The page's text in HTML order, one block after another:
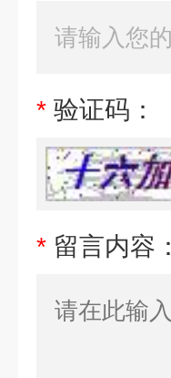
* 验证码：
* 留言内容：